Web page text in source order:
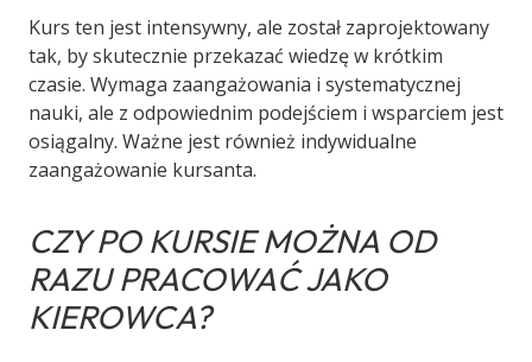
Kurs ten jest intensywny, ale został zaprojektowany
tak, by skutecznie przekazać wiedzę w krótkim
czasie. Wymaga zaangażowania i systematycznej
nauki, ale z odpowiednim podejściem i wsparciem jest
osiągalny. Ważne jest również indywidualne
zaangażowanie kursanta.
CZY PO KURSIE MOŻNA OD
RAZU PRACOWAĆ JAKO
KIEROWCA?